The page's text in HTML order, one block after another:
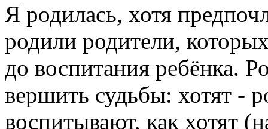
Я родилась, хотя
родили родители,
до воспитания ребёнка.
вершить судьбы: хотят -
воспитывают, как хотят